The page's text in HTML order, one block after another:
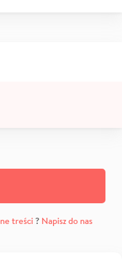
treści? Napisz do nas